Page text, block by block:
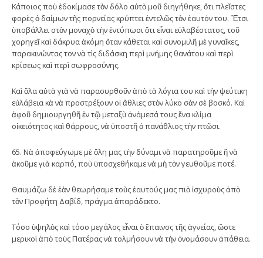
Κάποιος ποὺ ἐδοκίμασε τὸν δόλο αὐτὸ μοῦ διηγήθηκε, ὅτι πλεῖστες
φορὲς ὁ δαίμων τῆς πορνείας κρύπτει ἐντελῶς τὸν ἑαυτόν του. Ἔτσι
ὑποβάλλει στὸν μοναχὸ τὴν ἐντύπωσι ὅτι εἶναι εὐλαβέστατος, τοῦ
χορηγεῖ καὶ δάκρυα ἀκόμη ὅταν κάθεται καὶ συνομιλῆ μὲ γυναῖκες,
παρακινώντας τον νὰ τὶς διδάσκη περὶ μνήμης θανάτου καὶ περὶ
κρίσεως καὶ περὶ σωφροσύνης.
Καὶ ὅλα αὐτὰ γιὰ νὰ παρασυρθοῦν ἀπὸ τὰ λόγια του καὶ τὴν ψεύτικη
εὐλάβεια κὰ νὰ προστρέξουν οἱ ἄθλιες στὸν λύκο σὰν σὲ βοσκό. Καὶ
ἀφοῦ δημιουργηθῆ ἐν τῷ μεταξὺ ἀνάμεσά τους ἕνα κλίμα
οἰκειότητος καὶ θάρρους, νὰ ὑποστῆ ὁ πανάθλιος τὴν πτῶσι.
65. Νὰ ἀποφεύγωμε μὲ ὅλη μας τὴν δύναμι νὰ παρατηροῦμε ἢ νὰ
ἀκοῦμε γιὰ καρπό, ποὺ ὑποσχεθήκαμε νὰ μὴ τὸν γευθοῦμε ποτέ.
Θαυμάζω δὲ ἐὰν θεωρήσαμε τοὺς ἑαυτούς μας πιὸ ἰσχυροὺς ἀπὸ
τὸν Προφήτη Δαβίδ, πράγμα ἀπαράδεκτο.
Τόσο ὑψηλὸς καὶ τόσο μεγάλος εἶναι ὁ ἔπαινος τῆς ἁγνείας, ὥστε
μερικοὶ ἀπὸ τοὺς Πατέρας νὰ τολμήσουν νὰ τὴν ὀνομάσουν ἀπάθεια.